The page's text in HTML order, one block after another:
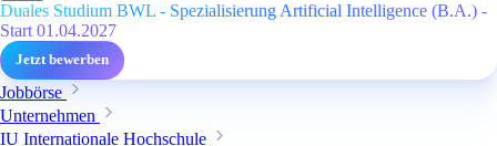
Duales Studium BWL - Spezialisierung Artificial Intelligence (B.A.) -
Start 01.04.2027
Jetzt bewerben
Jobbörse
Unternehmen
IU Internationale Hochschule